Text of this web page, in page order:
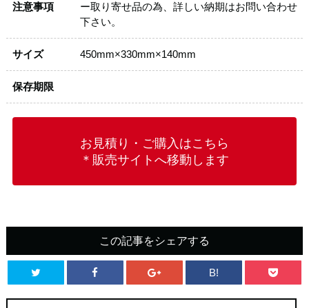
注意事項
ー取り寄せ品の為、詳しい納期はお問い合わせ
下さい。
サイズ 450mm×330mm×140mm
保存期限
お見積り・ご購入はこちら
＊販売サイトへ移動します
この記事をシェアする
B!